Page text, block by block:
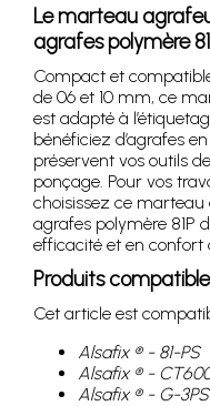
Le marteau
agrafes polymère
Compact et
de 06 et 10 mm, ce
est adapté à
bénéficiez d’agrafes
préservent vos outils
ponçage. Pour vos
choisissez ce
agrafes polymère 81P
efficacité et en confort
Produits
Cet article est
Alsafix ® - 81-PS
Alsafix ® -
Alsafix ® - G-3PS